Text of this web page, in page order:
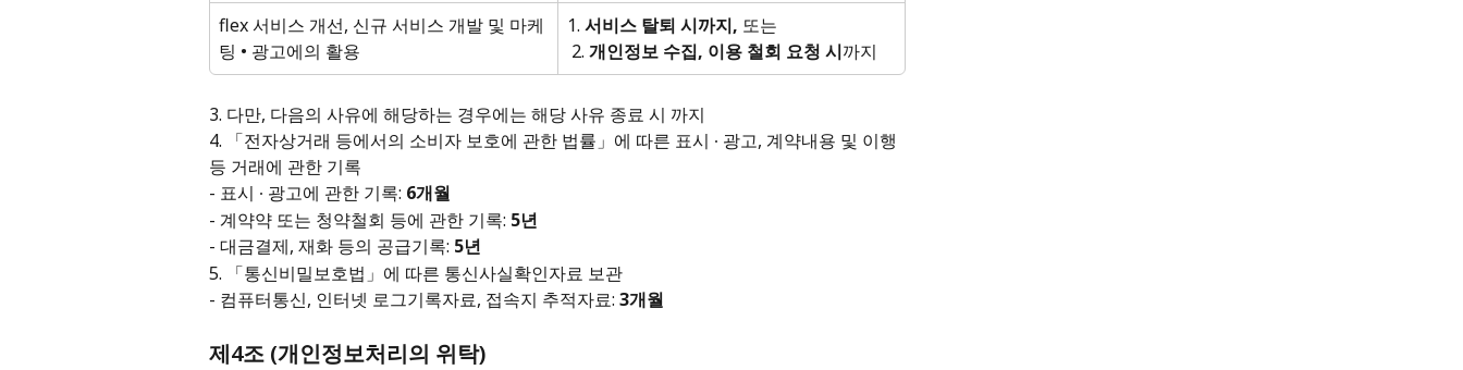
flex 서비스 개선, 신규 서비스 개발 및 마케
팅 • 광고에의 활용
1. 서비스 탈퇴 시까지, 또는
2. 개인정보 수집, 이용 철회 요청 시까지
3. 다만, 다음의 사유에 해당하는 경우에는 해당 사유 종료 시 까지
4. 「전자상거래 등에서의 소비자 보호에 관한 법률」에 따른 표시 ∙ 광고, 계약내용 및 이행
등 거래에 관한 기록
- 표시 ∙ 광고에 관한 기록: 6개월
- 계약약 또는 청약철회 등에 관한 기록: 5년
- 대금결제, 재화 등의 공급기록: 5년
5. 「통신비밀보호법」에 따른 통신사실확인자료 보관
- 컴퓨터통신, 인터넷 로그기록자료, 접속지 추적자료: 3개월
제4조 (개인정보처리의 위탁)